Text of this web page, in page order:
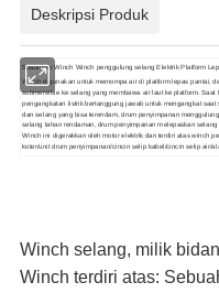
Deskripsi Produk
5pabrikan Winch Winch penggulung selang Elektrik Platform
Winch digunakan untuk memompa air di platform lepas pantai,
submersible ke selang yang membawa air laut ke platform.
pengangkatan listrik bertanggung jawab untuk mengangkat
dan selang yang bisa terendam, drum penyimpanan
selang tahan rendaman, drum penyimpanan melepaskan selang
Winch ini digerakkan oleh motor elektrik dan terdiri atas winch
koter/unit drum penyimpanan/cincin selip kabel/cincin selip air/
Winch selang, milik
Winch terdiri atas: